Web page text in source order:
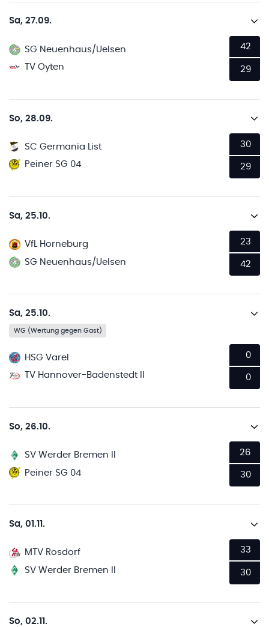
Sa, 27.09.
SG Neuenhaus/Uelsen
TV Oyten
42
29
So, 28.09.
SC Germania List
Peiner SG 04
30
29
Sa, 25.10.
VfL Horneburg
SG Neuenhaus/Uelsen
23
42
Sa, 25.10.
WG (Wertung gegen Gast)
HSG Varel
TV Hannover-Badenstedt II
0
0
So, 26.10.
SV Werder Bremen II
Peiner SG 04
26
30
Sa, 01.11.
MTV Rosdorf
SV Werder Bremen II
33
30
So, 02.11.